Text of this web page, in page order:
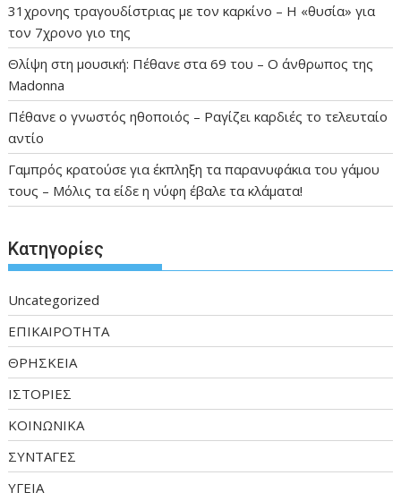
31χρονης τραγουδίστριας με τον καρκίνο – Η «θυσία» για
τον 7χρονο γιο της
Θλίψη στη μουσική: Πέθανε στα 69 του – Ο άνθρωπος της
Madonna
Πέθανε ο γνωστός ηθοποιός – Ραγίζει καρδιές το τελευταίο
αντίο
Γαμπρός κρατούσε για έκπληξη τα παρανυφάκια του γάμου
τους – Μόλις τα είδε η νύφη έβαλε τα κλάματα!
Kατηγορίες
Uncategorized
ΕΠΙΚΑΙΡΟΤΗΤΑ
ΘΡΗΣΚΕΙΑ
ΙΣΤΟΡΙΕΣ
ΚΟΙΝΩΝΙΚΑ
ΣΥΝΤΑΓΕΣ
ΥΓΕΙΑ